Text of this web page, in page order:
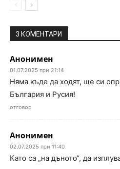
3 КОМЕНТАРИ
Анонимен
01.07.2025 при 21:14
Няма къде да ходят, ще си
България и Русия!
отговор
Анонимен
02.07.2025 при 11:40
Като са „на дъното“, да